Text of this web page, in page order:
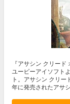
『アサシン クリー
ユービーアイソフト
ト。アサシン クリ
年に発売されたアサ